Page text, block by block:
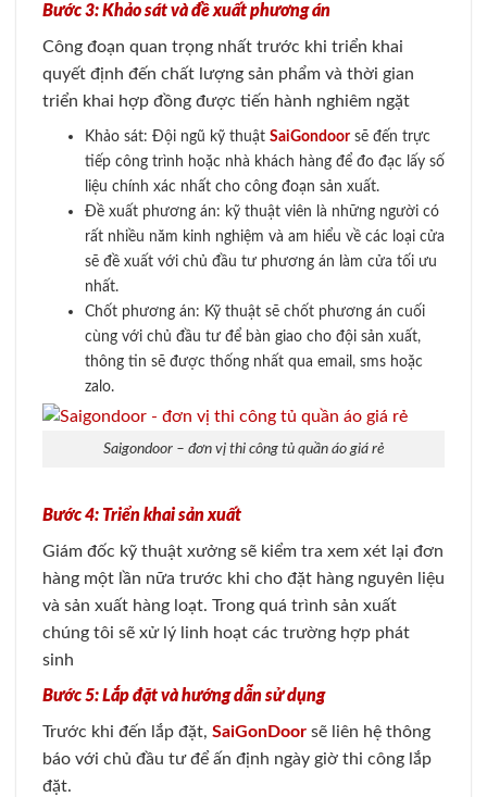
Bước 3: Khảo sát và đề xuất phương án
Công đoạn quan trọng nhất trước khi triển khai
quyết định đến chất lượng sản phẩm và thời gian
triển khai hợp đồng được tiến hành nghiêm ngặt
Khảo sát: Đội ngũ kỹ thuật SaiGondoor sẽ đến trực
tiếp công trình hoặc nhà khách hàng để đo đạc lấy số
liệu chính xác nhất cho công đoạn sản xuất.
Đề xuất phương án: kỹ thuật viên là những người có
rất nhiều năm kinh nghiệm và am hiểu về các loại cửa
sẽ đề xuất với chủ đầu tư phương án làm cửa tối ưu
nhất.
Chốt phương án: Kỹ thuật sẽ chốt phương án cuối
cùng với chủ đầu tư để bàn giao cho đội sản xuất,
thông tin sẽ được thống nhất qua email, sms hoặc
zalo.
Saigondoor – đơn vị thi công tủ quần áo giá rẻ
Bước 4: Triển khai sản xuất
Giám đốc kỹ thuật xưởng sẽ kiểm tra xem xét lại đơn
hàng một lần nữa trước khi cho đặt hàng nguyên liệu
và sản xuất hàng loạt. Trong quá trình sản xuất
chúng tôi sẽ xử lý linh hoạt các trường hợp phát
sinh
Bước 5: Lắp đặt và hướng dẫn sử dụng
Trước khi đến lắp đặt, SaiGonDoor sẽ liên hệ thông
báo với chủ đầu tư để ấn định ngày giờ thi công lắp
đặt.